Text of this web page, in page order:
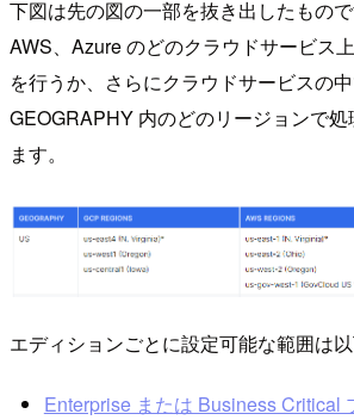
下図は先の図の一部を抜き出したもので
AWS、Azure のどのクラウドサービス
を行うか、さらにクラウドサービスの
GEOGRAPHY 内のどのリージョンで
ます。
エディションごとに設定可能な範囲は以
Enterprise または Business Critical